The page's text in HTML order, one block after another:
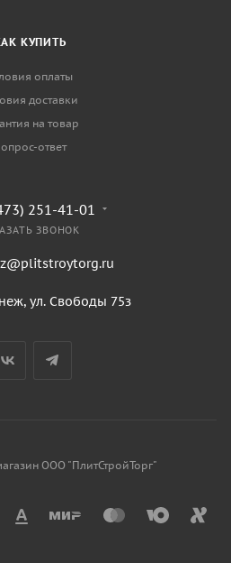
КУПИТЬ
оплаты
доставки
на товар
ответ
251-41-01
ЗВОНОК
ул. Свободы 75з
ООО "ПлитСтройТорг"